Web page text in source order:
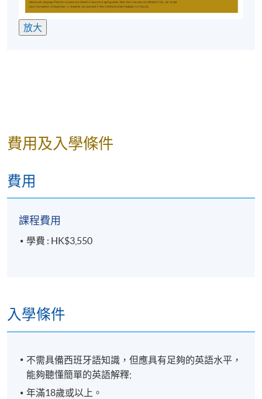
放大
費用及入學條件
費用
課程費用
學費 : HK$3,550
入學條件
不需具備西班牙語知識，但應具有足夠的英語水平，
能夠聽懂簡單的英語解釋;
年滿18歲或以上。